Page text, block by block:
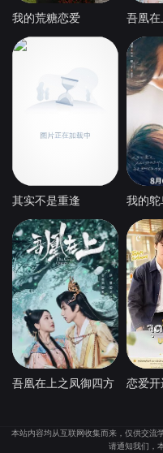
我的荒糖恋爱 吾凰
其实不是重逢 我的
吾凰在上之凤御四方 恋爱开
本站内容均从互联网收集而来，仅供交流
请通知我们，